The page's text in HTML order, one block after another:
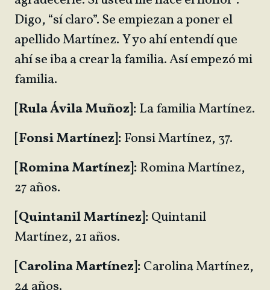
Digo, “sí claro”. Se empiezan a poner el
apellido Martínez. Y yo ahí entendí que
ahí se iba a crear la familia. Así empezó mi
familia.
[Rula Ávila Muñoz]:La familia Martínez.
[Fonsi Martínez]:Fonsi Martínez, 37.
[Romina Martínez]:Romina Martínez,
27 años.
[Quintanil Martínez]:Quintanil
Martínez, 21 años.
[Carolina Martínez]:Carolina Martínez,